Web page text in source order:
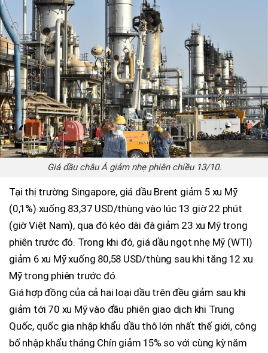
Giá dầu châu Á giảm nhẹ phiên chiều 13/10.
Tại thị trường Singapore, giá dầu Brent giảm 5 xu Mỹ
(0,1%) xuống 83,37 USD/thùng vào lúc 13 giờ 22 phút
(giờ Việt Nam), qua đó kéo dài đà giảm 23 xu Mỹ trong
phiên trước đó. Trong khi đó, giá dầu ngọt nhẹ Mỹ (WTI)
giảm 6 xu Mỹ xuống 80,58 USD/thùng sau khi tăng 12 xu
Mỹ trong phiên trước đó.
Giá hợp đồng của cả hai loại dầu trên đều giảm sau khi
giảm tới 70 xu Mỹ vào đầu phiên giao dịch khi Trung
Quốc, quốc gia nhập khẩu dầu thô lớn nhất thế giới, công
bố nhập khẩu tháng Chín giảm 15% so với cùng kỳ năm